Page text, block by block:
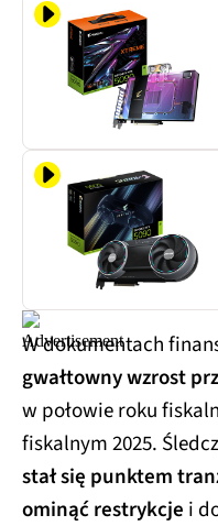
W dokumentach
gwałtowny wzrost
w połowie roku
fiskalnym 2025.
stał się punktem
ominąć restrykcje i